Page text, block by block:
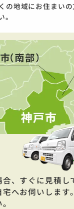
の地域にお住まい
、すぐに見積し
へお伺いします